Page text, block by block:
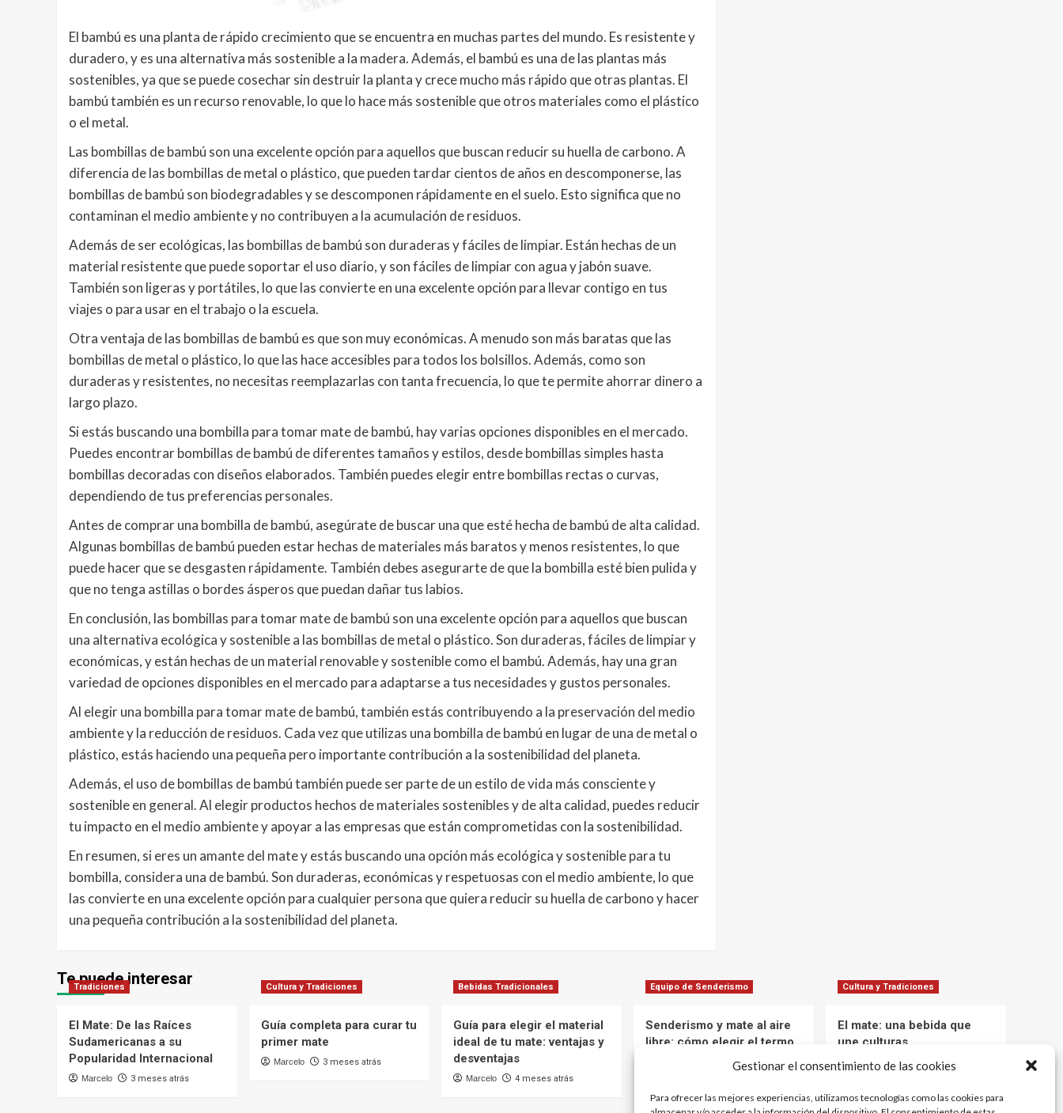
Gestionar el consentimiento de las cookies
Para ofrecer las mejores experiencias, utilizamos tecnologías como las cookies para
El bambú es una planta de rápido crecimiento que se encuentra en muchas partes del mundo. Es resistente y
duradero, y es una alternativa más sostenible a la madera. Además, el bambú es una de las plantas más
sostenibles, ya que se puede cosechar sin destruir la planta y crece mucho más rápido que otras plantas. El
bambú también es un recurso renovable, lo que lo hace más sostenible que otros materiales como el plástico
o el metal.
Las bombillas de bambú son una excelente opción para aquellos que buscan reducir su huella de carbono. A
diferencia de las bombillas de metal o plástico, que pueden tardar cientos de años en descomponerse, las
bombillas de bambú son biodegradables y se descomponen rápidamente en el suelo. Esto significa que no
contaminan el medio ambiente y no contribuyen a la acumulación de residuos.
Además de ser ecológicas, las bombillas de bambú son duraderas y fáciles de limpiar. Están hechas de un
material resistente que puede soportar el uso diario, y son fáciles de limpiar con agua y jabón suave.
También son ligeras y portátiles, lo que las convierte en una excelente opción para llevar contigo en tus
viajes o para usar en el trabajo o la escuela.
Otra ventaja de las bombillas de bambú es que son muy económicas. A menudo son más baratas que las
bombillas de metal o plástico, lo que las hace accesibles para todos los bolsillos. Además, como son
duraderas y resistentes, no necesitas reemplazarlas con tanta frecuencia, lo que te permite ahorrar dinero a
largo plazo.
Si estás buscando una bombilla para tomar mate de bambú, hay varias opciones disponibles en el mercado.
Puedes encontrar bombillas de bambú de diferentes tamaños y estilos, desde bombillas simples hasta
bombillas decoradas con diseños elaborados. También puedes elegir entre bombillas rectas o curvas,
dependiendo de tus preferencias personales.
Antes de comprar una bombilla de bambú, asegúrate de buscar una que esté hecha de bambú de alta calidad.
Algunas bombillas de bambú pueden estar hechas de materiales más baratos y menos resistentes, lo que
puede hacer que se desgasten rápidamente. También debes asegurarte de que la bombilla esté bien pulida y
que no tenga astillas o bordes ásperos que puedan dañar tus labios.
En conclusión, las bombillas para tomar mate de bambú son una excelente opción para aquellos que buscan
una alternativa ecológica y sostenible a las bombillas de metal o plástico. Son duraderas, fáciles de limpiar y
económicas, y están hechas de un material renovable y sostenible como el bambú. Además, hay una gran
variedad de opciones disponibles en el mercado para adaptarse a tus necesidades y gustos personales.
Al elegir una bombilla para tomar mate de bambú, también estás contribuyendo a la preservación del medio
ambiente y la reducción de residuos. Cada vez que utilizas una bombilla de bambú en lugar de una de metal o
plástico, estás haciendo una pequeña pero importante contribución a la sostenibilidad del planeta.
Además, el uso de bombillas de bambú también puede ser parte de un estilo de vida más consciente y
sostenible en general. Al elegir productos hechos de materiales sostenibles y de alta calidad, puedes reducir
tu impacto en el medio ambiente y apoyar a las empresas que están comprometidas con la sostenibilidad.
En resumen, si eres un amante del mate y estás buscando una opción más ecológica y sostenible para tu
bombilla, considera una de bambú. Son duraderas, económicas y respetuosas con el medio ambiente, lo que
las convierte en una excelente opción para cualquier persona que quiera reducir su huella de carbono y hacer
una pequeña contribución a la sostenibilidad del planeta.
Te puede interesar
Tradiciones
El Mate: De las Raíces
Sudamericanas a su
Popularidad Internacional
Marcelo 3 meses atrás
Cultura y Tradiciones
Guía completa para curar tu
primer mate
Marcelo 3 meses atrás
Bebidas Tradicionales
Guía para elegir el material
ideal de tu mate: ventajas y
desventajas
Marcelo 4 meses atrás
Equipo de Senderismo
Senderismo y mate al aire
libre: cómo elegir el termo
ideal para mantener el agua
Marcelo 12 meses atrás
Cultura y Tradiciones
El mate: una bebida que
une culturas
Marcelo 1 año atrás